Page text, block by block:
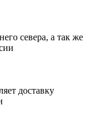
севера, а так же
доставку